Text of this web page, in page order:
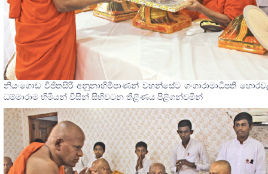
නියංගොඩ විජිතසිරි අනුනාහිමිපාණන් වහන්සේට ගංගාරාමාධිපති
ධම්මාරාම හිමියන් විසින් සිහිවටන තිළිණය පිළිගන්වමින්